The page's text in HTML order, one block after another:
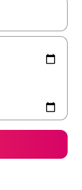
使って移動するか